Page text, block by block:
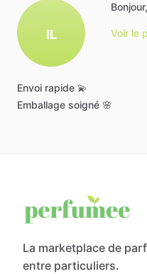
IL Voir le
Envoi rapide 💫
Emballage soigné 🌸
La marketplace de
entre particuliers.